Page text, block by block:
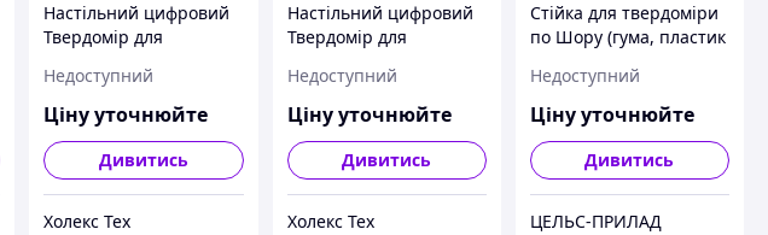
Настільний цифровий
Твердомір для
синтетичного волокна,
DMG 03, AFFRI
Недоступний
Ціну уточнюйте
Дивитись
Холекс Тех
Настільний цифровий
Твердомір для
синтетичного волокна,
ART 13, AFFRI
Недоступний
Ціну уточнюйте
Дивитись
Холекс Тех
Стійка для твердоміри
по Шору (гума, пластик
Недоступний
Ціну уточнюйте
Дивитись
ЦЕЛЬС-ПРИЛАД